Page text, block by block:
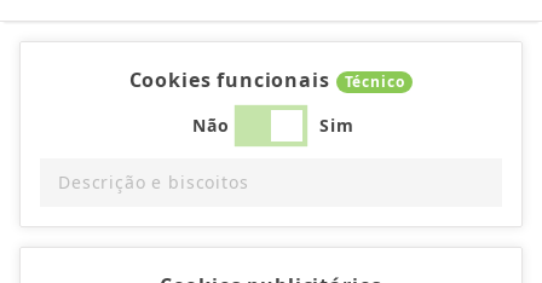
Cookies funcionais Técnico
Não Sim
Descrição e biscoitos